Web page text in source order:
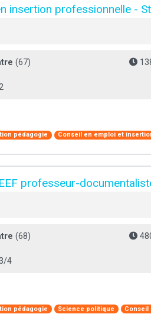
insertion professionnelle -
(67)
pédagogie Conseil en emploi et
professeur-
(68)
4
pédagogie Science politique Conseil